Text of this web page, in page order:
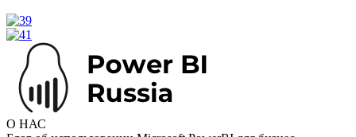
О НАС